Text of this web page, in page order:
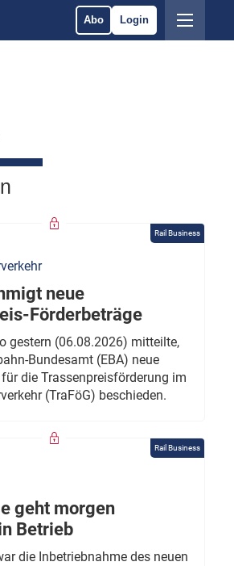
Abo Login
Rail Business
neue
Förderbeträge
gestern (06.08.2026) mitteilte,
Bundesamt (EBA) neue
die Trassenpreisförderung im
(TraFöG) beschieden.
Rail Business
geht morgen
Betrieb
die Inbetriebnahme des neuen